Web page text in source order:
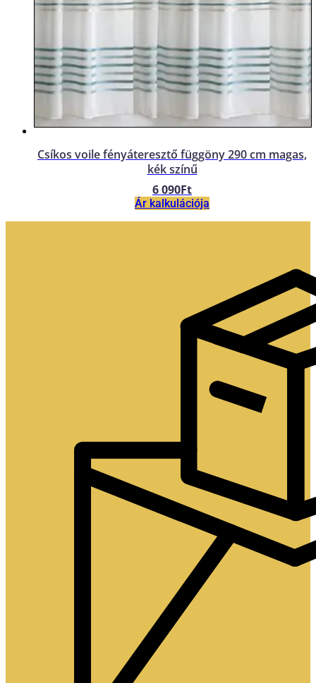
Csíkos voile fényáteresztő függöny 290 cm magas,
kék színű
6 090Ft
Ár kalkulációja